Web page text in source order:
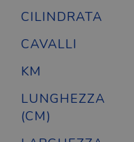
CILINDRATA
CAVALLI
KM
LUNGHEZZA
(CM)